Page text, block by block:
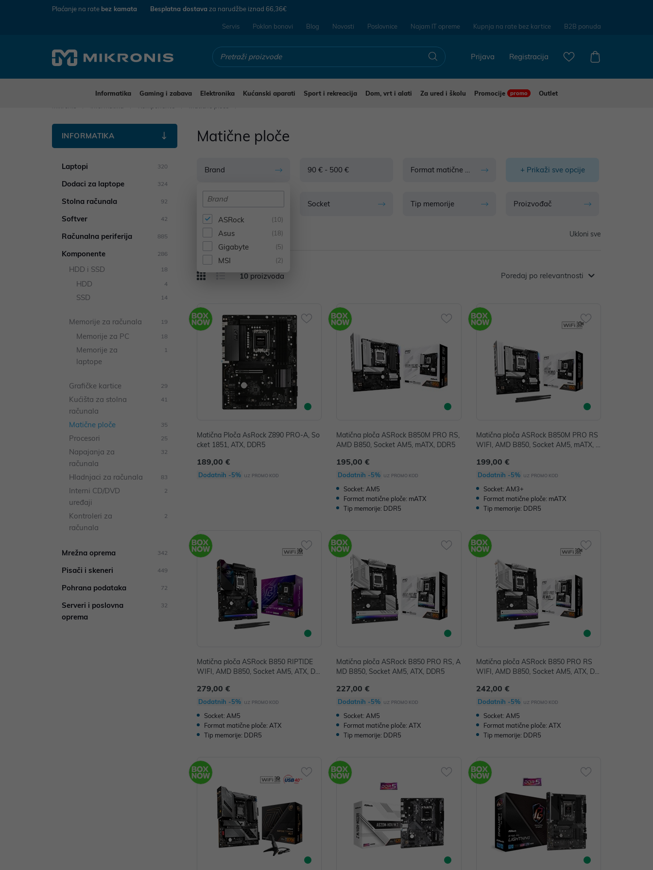
Plaćanje na rate bez kamata Besplatna dostava za narudžbe iznad 66,36€
Servis Poklon bonovi Blog Novosti Poslovnice Najam IT opreme Kupnja na rate bez kartice B2B ponuda
Registracija
Prijava
Informatika Gaming i zabava Elektronika Kućanski aparati Sport i rekreacija Dom, vrt i alati Za ured i školu Promocije promo
Outlet
INFORMATIKA
Laptopi 320
Dodaci za laptope 324
Stolna računala 92
Softver 42
Računalna periferija 885
Komponente 286
HDD i SSD 18
HDD 4
SSD 14
Memorije za računala 19
Memorije za PC 18
Memorije za
laptope
1
Grafičke kartice 29
Kućišta za stolna
računala
41
Matične ploče 35
Procesori 25
Napajanja za
računala
32
Hladnjaci za računala 83
Interni CD/DVD
uređaji
2
Kontroleri za
računala
2
Mrežna oprema 342
Pisači i skeneri 449
Pohrana podataka 72
Serveri i poslovna
oprema
32
Matične ploče
Brand
ASRock (10)
Asus (18)
Gigabyte (5)
MSI (2)
90 € - 500 € Format matične ploče + Prikaži sve opcije
Promocija Socket Tip memorije Proizvođač
Brand: ASRock Ukloni sve
10 proizvoda Poredaj po relevantnosti
Matična Ploča AsRock Z890 PRO-A, So
cket 1851, ATX, DDR5
189,00 €
Dodatnih -5% uz PROMO KOD
Matična ploča ASRock B850M PRO RS,
AMD B850, Socket AM5, mATX, DDR5
195,00 €
Dodatnih -5% uz PROMO KOD
Socket: AM5
Format matične ploče: mATX
Tip memorije: DDR5
Matična ploča ASRock B850M PRO RS
WIFI, AMD B850, Socket AM5, mATX, D
199,00 €
Dodatnih -5% uz PROMO KOD
Socket: AM3+
Format matične ploče: mATX
Tip memorije: DDR5
Matična ploča ASRock B850 RIPTIDE
WIFI, AMD B850, Socket AM5, ATX, DD
279,00 €
Dodatnih -5% uz PROMO KOD
Socket: AM5
Format matične ploče: ATX
Tip memorije: DDR5
Matična ploča ASRock B850 PRO RS, A
MD B850, Socket AM5, ATX, DDR5
227,00 €
Dodatnih -5% uz PROMO KOD
Socket: AM5
Format matične ploče: ATX
Tip memorije: DDR5
Matična ploča ASRock B850 PRO RS
WIFI, AMD B850, Socket AM5, ATX, DD
242,00 €
Dodatnih -5% uz PROMO KOD
Socket: AM5
Format matične ploče: ATX
Tip memorije: DDR5